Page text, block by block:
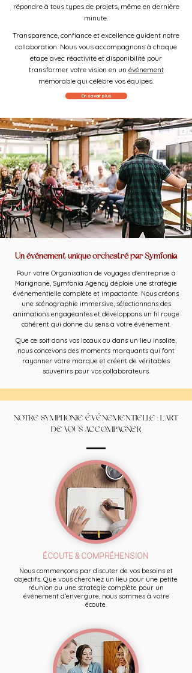
répondre à tous types de projets, même en dernière
minute.
Transparence, confiance et excellence guident notre
collaboration. Nous vous accompagnons à chaque
étape avec réactivité et disponibilité pour
transformer votre vision en un événement
mémorable qui célèbre vos équipes.
En savoir plus
Un événement unique orchestré par Symfonia
Pour votre Organisation de voyages d'entreprise à
Marignane, Symfonia Agency déploie une stratégie
événementielle complète et impactante. Nous créons
une scénographie immersive, sélectionnons des
animations engageantes et développons un fil rouge
cohérent qui donne du sens à votre événement.
Que ce soit dans vos locaux ou dans un lieu insolite,
nous concevons des moments marquants qui font
rayonner votre marque et créent de véritables
souvenirs pour vos collaborateurs.
NOTRE SYMPHONIE ÉVÉNEMENTIELLE : L'ART
DE VOUS ACCOMPAGNER
ÉCOUTE & COMPRÉHENSION
Nous commençons par discuter de vos besoins et
objectifs. Que vous cherchiez un lieu pour une petite
réunion ou une stratégie complète pour un
évènement d’envergure, nous sommes à votre
écoute.